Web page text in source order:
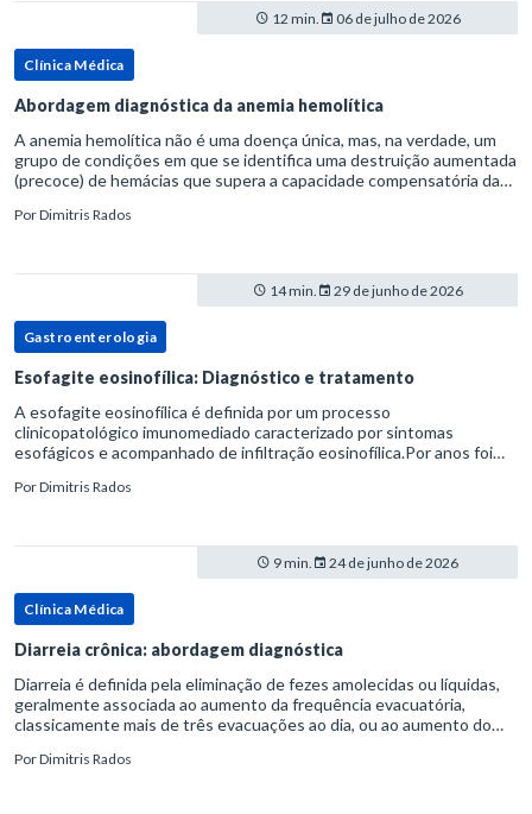
12 min. 06 de julho de 2026
Clínica Médica
Abordagem diagnóstica da anemia hemolítica
A anemia hemolítica não é uma doença única, mas, na verdade, um
grupo de condições em que se identifica uma destruição aumentada
(precoce) de hemácias que supera a capacidade compensatória da
PorDimitris Rados
14 min. 29 de junho de 2026
Gastroenterologia
Esofagite eosinofílica: Diagnóstico e tratamento
A esofagite eosinofílica é definida por um processo
clinicopatológico imunomediado caracterizado por sintomas
esofágicos e acompanhado de infiltração eosinofílica.Por anos foi
refluxo gastr
PorDimitris Rados
9 min. 24 de junho de 2026
Clínica Médica
Diarreia crônica: abordagem diagnóstica
Diarreia é definida pela eliminação de fezes amolecidas ou líquidas,
geralmente associada ao aumento da frequência evacuatória,
classicamente mais de três evacuações ao dia, ou ao aumento do
PorDimitris Rados